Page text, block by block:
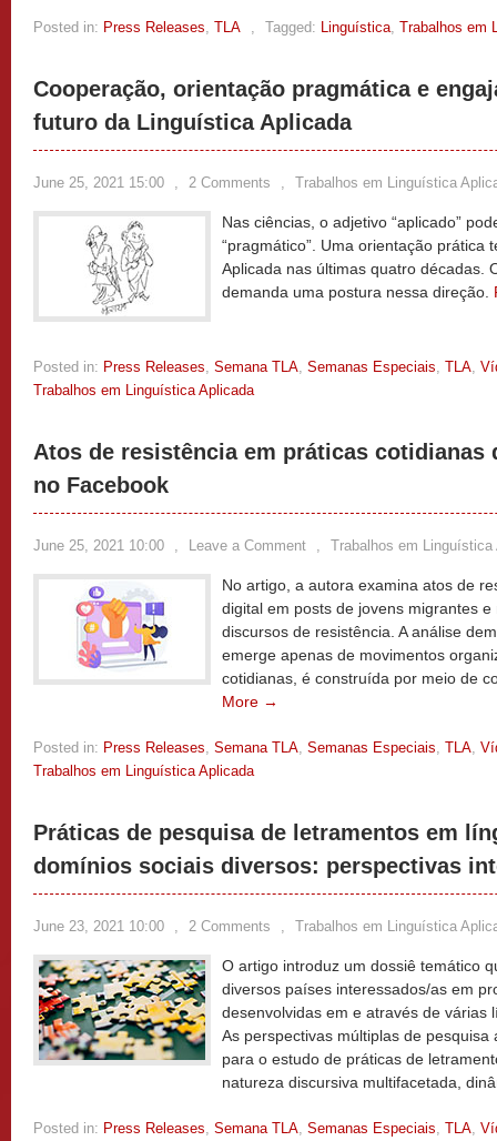
Posted in: Press Releases, TLA , Tagged: Linguística, Trabalhos em
Cooperação, orientação pragmática e
futuro da Linguística Aplicada
June 25, 2021 15:00 , 2 Comments , Trabalhos em Linguística
Nas ciências, o adjetivo “aplicado”
“pragmático”. Uma orientação prática
Aplicada nas últimas quatro décadas.
demanda uma postura nessa direção.
Posted in: Press Releases, Semana TLA, Semanas Especiais, TLA,
Trabalhos em Linguística Aplicada
Atos de resistência em práticas cotidianas
no Facebook
June 25, 2021 10:00 , Leave a Comment , Trabalhos em Linguística
No artigo, a autora examina atos de
digital em posts de jovens migrantes
discursos de resistência. A análise
emerge apenas de movimentos
cotidianas, é construída por meio de
More →
Posted in: Press Releases, Semana TLA, Semanas Especiais, TLA,
Trabalhos em Linguística Aplicada
Práticas de pesquisa de letramentos em
domínios sociais diversos: perspectivas
June 23, 2021 10:00 , 2 Comments , Trabalhos em Linguística
O artigo introduz um dossiê temático
diversos países interessados/as em
desenvolvidas em e através de várias
As perspectivas múltiplas de
para o estudo de práticas de
natureza discursiva multifacetada,
Posted in: Press Releases, Semana TLA, Semanas Especiais, TLA,